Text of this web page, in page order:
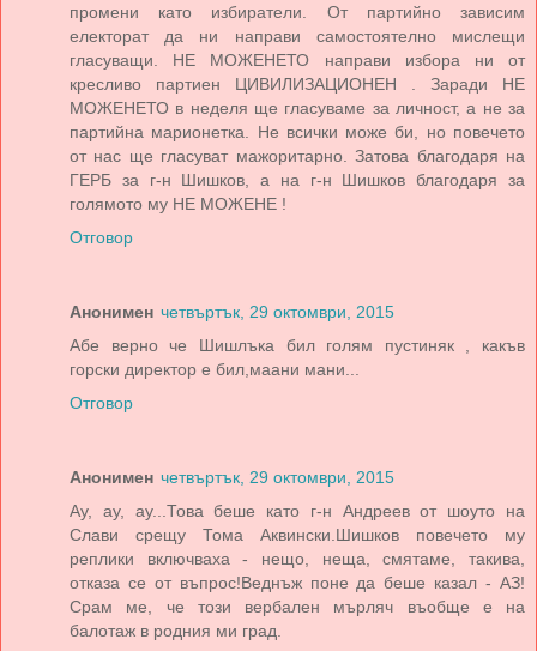
промени като избиратели. От партийно зависим
електорат да ни направи самостоятелно мислещи
гласуващи. НЕ МОЖЕНЕТО направи избора ни от
кресливо партиен ЦИВИЛИЗАЦИОНЕН . Заради НЕ
МОЖЕНЕТО в неделя ще гласуваме за личност, а не за
партийна марионетка. Не всички може би, но повечето
от нас ще гласуват мажоритарно. Затова благодаря на
ГЕРБ за г-н Шишков, а на г-н Шишков благодаря за
голямото му НЕ МОЖЕНЕ !
Отговор
Анонимен четвъртък, 29 октомври, 2015
Абе верно че Шишлъка бил голям пустиняк , какъв
горски директор е бил,маани мани...
Отговор
Анонимен четвъртък, 29 октомври, 2015
Ay, ау, ау...Това беше като г-н Андреев от шоуто на
Слави срещу Тома Аквински.Шишков повечето му
реплики включваха - нещо, неща, смятаме, такива,
отказа се от въпрос!Веднъж поне да беше казал - АЗ!
Срам ме, че този вербален мърляч въобще е на
балотаж в родния ми град.